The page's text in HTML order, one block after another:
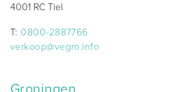
4001 RC Tiel
T:0800-2887766
verkoop@vegro.info